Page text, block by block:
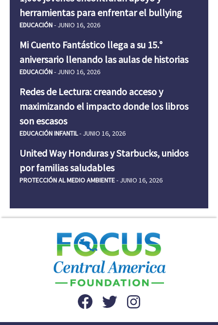
herramientas para enfrentar el bullying
EDUCACIÓN- JUNIO 16, 2026
Mi Cuento Fantástico llega a su 15.°
aniversario llenando las aulas de historias
EDUCACIÓN- JUNIO 16, 2026
Redes de Lectura: creando acceso y
maximizando el impacto donde los libros
son escasos
EDUCACIÓN INFANTIL- JUNIO 16, 2026
United Way Honduras y Starbucks, unidos
por familias saludables
PROTECCIÓN AL MEDIO AMBIENTE- JUNIO 16, 2026